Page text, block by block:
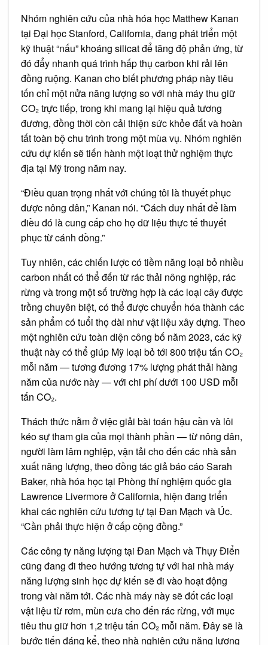
Nhóm nghiên cứu của nhà hóa học Matthew Kanan
tại Đại học Stanford, California, đang phát triển một
kỹ thuật “nấu” khoáng silicat để tăng độ phản ứng, từ
đó đẩy nhanh quá trình hấp thụ carbon khi rải lên
đồng ruộng. Kanan cho biết phương pháp này tiêu
tốn chỉ một nửa năng lượng so với nhà máy thu giữ
CO₂ trực tiếp, trong khi mang lại hiệu quả tương
đương, đồng thời còn cải thiện sức khỏe đất và hoàn
tất toàn bộ chu trình trong một mùa vụ. Nhóm nghiên
cứu dự kiến sẽ tiến hành một loạt thử nghiệm thực
địa tại Mỹ trong năm nay.
“Điều quan trọng nhất với chúng tôi là thuyết phục
được nông dân,” Kanan nói. “Cách duy nhất để làm
điều đó là cung cấp cho họ dữ liệu thực tế thuyết
phục từ cánh đồng.”
Tuy nhiên, các chiến lược có tiềm năng loại bỏ nhiều
carbon nhất có thể đến từ rác thải nông nghiệp, rác
rừng và trong một số trường hợp là các loại cây được
trồng chuyên biệt, có thể được chuyển hóa thành các
sản phẩm có tuổi thọ dài như vật liệu xây dựng. Theo
một nghiên cứu toàn diện công bố năm 2023, các kỹ
thuật này có thể giúp Mỹ loại bỏ tới 800 triệu tấn CO₂
mỗi năm — tương đương 17% lượng phát thải hàng
năm của nước này — với chi phí dưới 100 USD mỗi
tấn CO₂.
Thách thức nằm ở việc giải bài toán hậu cần và lôi
kéo sự tham gia của mọi thành phần — từ nông dân,
người làm lâm nghiệp, vận tải cho đến các nhà sản
xuất năng lượng, theo đồng tác giả báo cáo Sarah
Baker, nhà hóa học tại Phòng thí nghiệm quốc gia
Lawrence Livermore ở California, hiện đang triển
khai các nghiên cứu tương tự tại Đan Mạch và Úc.
“Cần phải thực hiện ở cấp cộng đồng.”
Các công ty năng lượng tại Đan Mạch và Thụy Điển
cũng đang đi theo hướng tương tự với hai nhà máy
năng lượng sinh học dự kiến sẽ đi vào hoạt động
trong vài năm tới. Các nhà máy này sẽ đốt các loại
vật liệu từ rơm, mùn cưa cho đến rác rừng, với mục
tiêu thu giữ hơn 1,2 triệu tấn CO₂ mỗi năm. Đây sẽ là
bước tiến đáng kể, theo nhà nghiên cứu năng lượng